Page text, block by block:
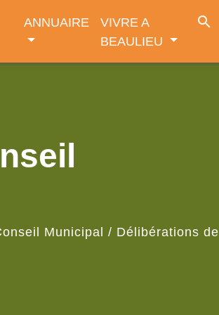
ANNUAIRE
VIVRE A
BEAULIEU
search
Municipal / Délibérations de